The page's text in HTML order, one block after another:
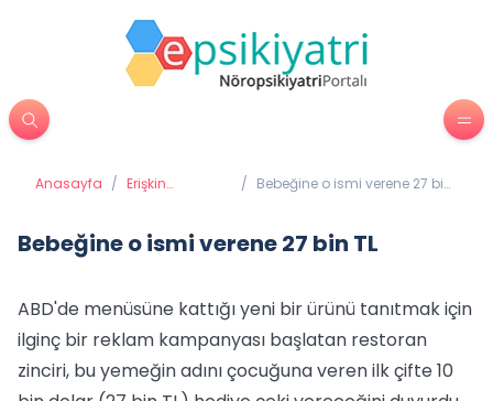
Anasayfa / Erişkin
/ Bebeğine o ismi verene 27 bin
Bebeğine o ismi verene 27 bin TL
ABD'de menüsüne kattığı yeni bir ürünü tanıtmak için
ilginç bir reklam kampanyası başlatan restoran
zinciri, bu yemeğin adını çocuğuna veren ilk çifte 10